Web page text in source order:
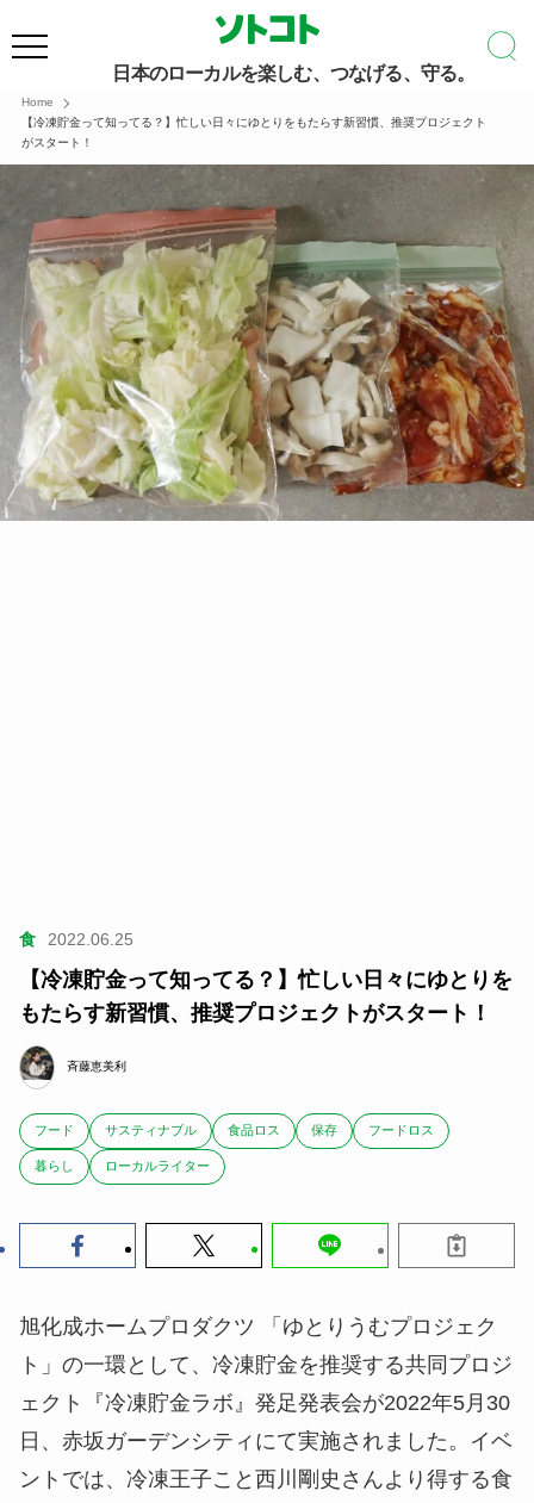
日本のローカルを楽しむ、つなげる、守る。
Home
【冷凍貯金って知ってる？】忙しい日々にゆとりをもたらす新習慣、推奨プロジェクト
がスタート！
食 2022.06.25
【冷凍貯金って知ってる？】忙しい日々にゆとりを
もたらす新習慣、推奨プロジェクトがスタート！
斉藤恵美利
フード サスティナブル 食品ロス 保存 フードロス
暮らし ローカルライター
旭化成ホームプロダクツ 「ゆとりうむプロジェク
ト」の一環として、冷凍貯金を推奨する共同プロジ
ェクト『冷凍貯金ラボ』発足発表会が2022年5月30
日、赤坂ガーデンシティにて実施されました。イベ
ントでは、冷凍王子こと西川剛史さんより得する食